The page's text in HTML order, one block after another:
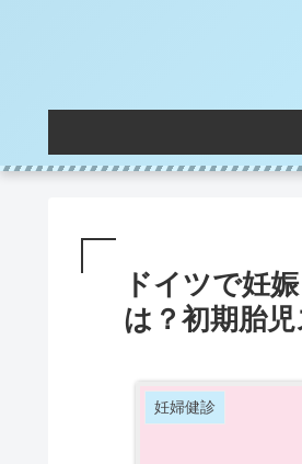
ドイツで妊
は？初期胎
妊婦健診